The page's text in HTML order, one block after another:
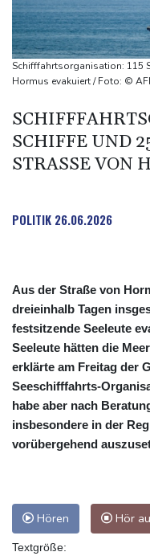
ermittelt wegen
Frankreichs
Wahlkampf-
Ein Viertel der
Norwegens Fußball-
Verurteilte
Beugehaft für Lina E.
Schifffahrtsorganisation: 115
Hormus evakuiert / Foto: ©
SCHIFFE UND
STRASSE VON
POLITIK 26.06.2026
Aus der Straße von
dreieinhalb Tagen
festsitzende Seeleute
Seeleute hätten die
erklärte am Freitag der
Seeschifffahrts-
habe aber nach
insbesondere in der
vorübergehend
Hören Hör
Textgröße: